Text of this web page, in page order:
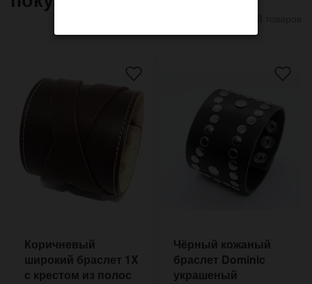
Коричневый
широкий браслет 1X
с крестом из полос
Чёрный кожаный
браслет Dominic
украшеный